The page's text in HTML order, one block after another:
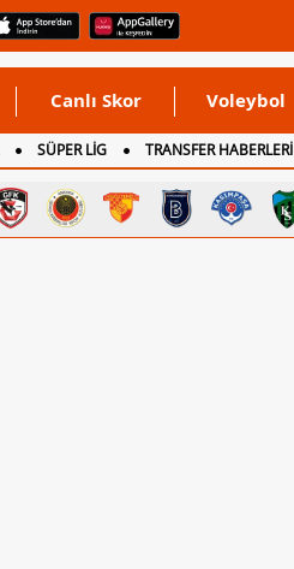
Canlı Skor Voleybol
SÜPER LİG TRANSFER HABERLERİ